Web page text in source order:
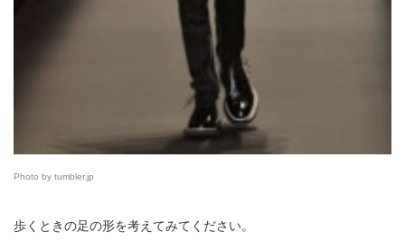
Photo by tumbler.jp
歩くときの足の形を考えてみてください。